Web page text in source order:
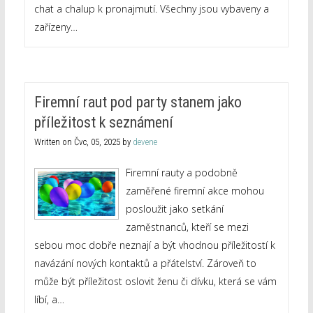
chat a chalup k pronajmutí. Všechny jsou vybaveny a
zařízeny…
Firemní raut pod party stanem jako
příležitost k seznámení
Written onČvc, 05, 2025 by devene
Firemní rauty a podobně
zaměřené firemní akce mohou
posloužit jako setkání
zaměstnanců, kteří se mezi
sebou moc dobře neznají a být vhodnou příležitostí k
navázání nových kontaktů a přátelství. Zároveň to
může být příležitost oslovit ženu či dívku, která se vám
líbí, a…